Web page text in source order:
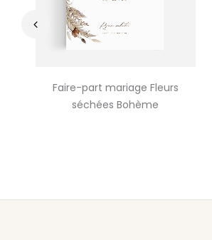
Faire-part mariage Fleurs
séchées Bohème